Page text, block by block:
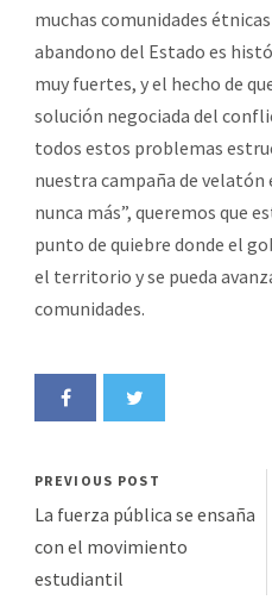
muchas comunidades
abandono del Estado es
muy fuertes, y el hecho de
solución negociada del
todos estos problemas
nuestra campaña de velatón
nunca más”, queremos que
punto de quiebre donde el
el territorio y se pueda
comunidades.
PREVIOUS POST
La fuerza pública se ensaña
con el movimiento
estudiantil